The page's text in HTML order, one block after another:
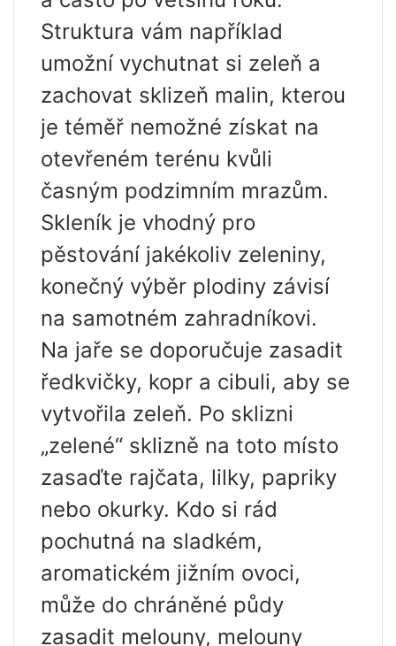
Struktura vám například
umožní vychutnat si zeleň a
zachovat sklizeň malin, kterou
je téměř nemožné získat na
otevřeném terénu kvůli
časným podzimním mrazům.
Skleník je vhodný pro
pěstování jakékoliv zeleniny,
konečný výběr plodiny závisí
na samotném zahradníkovi.
Na jaře se doporučuje zasadit
ředkvičky, kopr a cibuli, aby se
vytvořila zeleň. Po sklizni
„zelené“ sklizně na toto místo
zasaďte rajčata, lilky, papriky
nebo okurky. Kdo si rád
pochutná na sladkém,
aromatickém jižním ovoci,
může do chráněné půdy
zasadit melouny, melouny